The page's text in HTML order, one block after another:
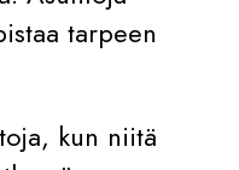
tarpeen
kun niitä